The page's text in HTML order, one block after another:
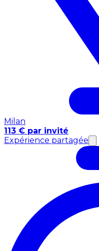
Milan
113 € par invité
Expérience partagée